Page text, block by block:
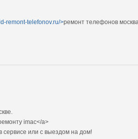
remont-telefonov.ru/>ремонт телефонов
imac</a>
сервисе или с выездом на дом!